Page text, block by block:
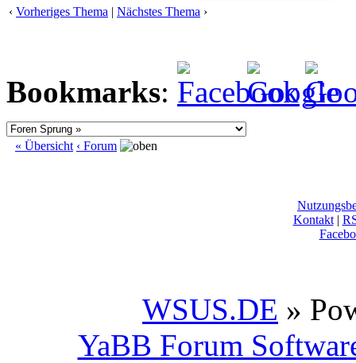
‹ Vorheriges Thema | Nächstes Thema ›
Bookmarks:
« Übersicht ‹ Forum
Kontakt|
WSUS.DE »
YaBB Forum